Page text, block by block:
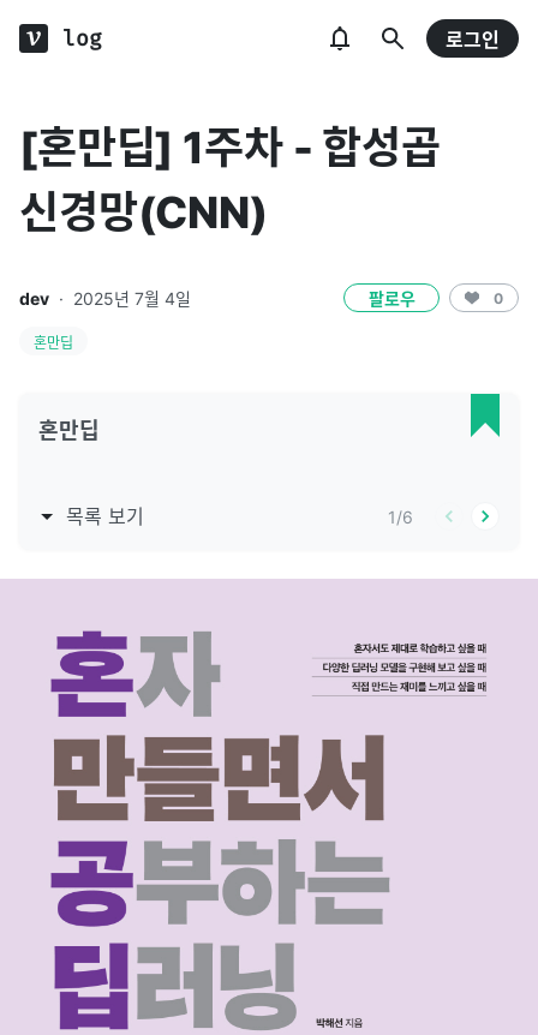
log 로그인
[혼만딥] 1주차 - 합성곱
신경망(CNN)
dev · 2025년 7월 4일 팔로우 0
혼만딥
혼만딥
목록 보기 1/6